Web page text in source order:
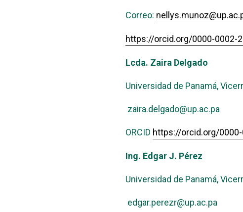
Correo:
https://orcid.org/0000-0002-
Lcda. Zaira Delgado
Universidad de Panamá,
zaira.delgado@up.ac.pa
ORCID https://orcid.org/
Ing. Edgar J. Pérez
Universidad de Panamá,
edgar.perezr@up.ac.pa